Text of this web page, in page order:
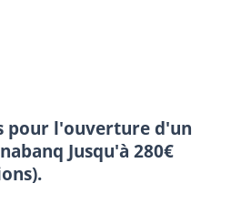
pour l'ouverture d'un
Jusqu'à 280€